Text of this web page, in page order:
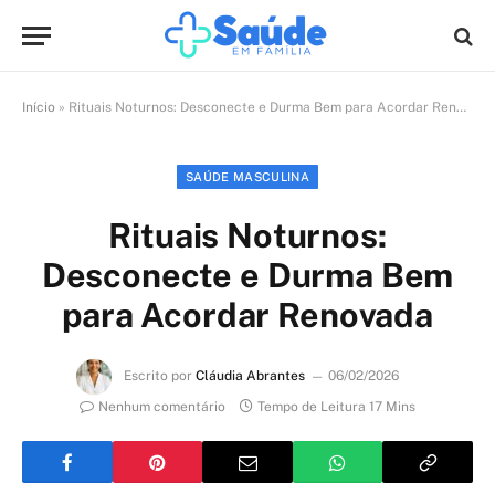
Início » Rituais Noturnos: Desconecte e Durma Bem para Acordar Renovada
SAÚDE MASCULINA
Rituais Noturnos:
Desconecte e Durma Bem
para Acordar Renovada
Escrito por Cláudia Abrantes
06/02/2026
Nenhum comentário
Tempo de Leitura 17 Mins